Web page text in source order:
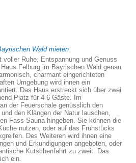
Wald mieten
voller Ruhe, Entspannung und Genuss
Felburg im Bayrischen Wald genau
charmant eingerichteten
Umgebung wird ihnen ein
Das Haus erstreckt sich über zwei
Platz für 4-6 Gäste. Im
der Feuerschale genüsslich den
den Klängen der Natur lauschen,
Fass-Sauna hingeben. Sie können die
nutzen, oder auf das Frühstücks
Des Weiteren wird ihnen eine
und Erkundigungen angeboten, oder
Kutschenfahrt zu zweit. Das
ein.